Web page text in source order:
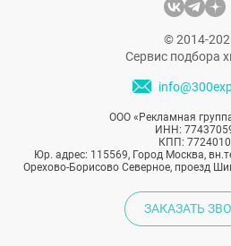
себя в телевизионной
шоу.
© 2014-
Сервис подбора
ООО «Рекламная
ИНН:
КПП:
Юр. адрес: 115569, Город Москва,
Орехово-Борисово Северное, проезд
ЗАКАЗАТЬ